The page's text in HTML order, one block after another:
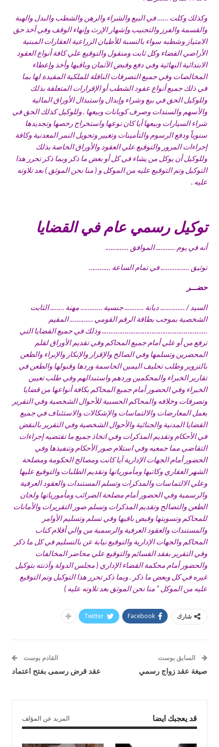
وكذلك وكلت …… في البيع والشراء والرهن والشطب والبدل والهبة
والقسمة والفرز والتجنيب وإشهار الإرث وإنهاء الوقف وفي أخذ حق
الامتياز وشطبه سواء بالنسبة للأطيان الزراعية العقارات المبنية
الأراضي الفضاء وكل ثابت ومنقول والتوقيع علي كافة أنواع العقود
الابتدائية النهائية وفي دفع وقبض الآثمان وباقيها وأخذ وإعطاء
المخالصات وفي جميع التصرفات الناقلة للملكية المقيدة لها بما
في ذلك جميع أنواع عقود الشطب أو الإقرارات المتعلقة بذلك
وللوكيل الحق في بيع وشراء وإبدال واستبدال الأوراق المالية
والأسهم والسندات وصرف كوبانات وبيعها . وللوكيل كذلك الحق في
شراء السيارات وبيعها أيا كان نوعها واستخراج رخصها وتجديدها
سنوياً ودفع الرسوم والتأمينات وتغيير وتحويل النمر المعدنية وكافة
إجراءات المرور والتوقيع علي العقود والأوراق الخاصة بذلك
وللوكيل أن يوكل من يشاء في كل أو بعض ما ذكر وبما ذكر تحرر هذا
التوكيل وتم التوقيع عليه من الموكل و ( منا نحن الموثق ) بعد تلاوته
عليه .
توكيل رسمي عام في القضايا
أنه في يوم ……….. الموافق ………….
توثيق ……………. في تمام الساعة …………
حضـــر
السيد / ………….. ديانة ……….. جنسية ………… مهنة …….. الثابت
الشخصية بموجب بطاقة الرقم القومي …………. المقيم
………………………………………………….. وذلك في جميع القضايا التي
ترفع من أو علي أمام جميع المحاكم وفي تقديم الأوراق لقلم
المحضرين وتسلمها وفي الصالح والإقرار والإنكار والإبراء والطعن
بالتزوير وطلب تحليف اليمين الحاسمة وردها وقبولها والطعن في
تقارير الخبراء والمحكمين وردهم واستبدالهم وفي طلب تعيين
الخبراء وفي الحضور أمام جميع المحاكم بكافة أنواعها من قضايا
وتصرفات وخلافه والمحاكم الحسبية للأحوال الشخصية وفي التقرير
بعمل المعارضات والالتماسات والإشكالات والاستئناف في جميع
القضايا المدنية والجنائية والأحوال الشخصية وفي التقرير بالنقض
في الأحكام وتقديم المذكرات وفي اتخاذ جميع ما تقتضيه إجراءات
التقاضي مما جمعيه وفي استلام صور الأحكام وتنفيذها وفي
الحضور أمام الجهات الإدارية آيا كانت ومصالح الحكومة ومصلحة
الشهر العقاري وكاتبها ومأمورياتها وتقديم الطلبات والتوقيع عليها
وعلي الالتماسات والمذكرات وتسلم المستندات والعقود العرفية
والرسمية وفي الحضور أمام مصلحة الضرائب ومأمورياتها ولجان
الطعن والتصالح وتقديم المذكرات وتسلم صور التقريرات والأمانات
للمحاكم وتسويتها وقبض باقيها وفي تسلم وتسليم الأوامر
والمستندات والعقود العرفية والرسمية من والي أقلام كتاب
المحاكم والجهات الإدارية والتوقيع نيابة عن بالتسليم في كل ما ذكر
وفي التقرير بفقد القسائم والتوقيع علي محاضر المخالفات
والحضور أمام محكمة القضاء الإداري ( مجلس الدولة وآذنته بتوكيل
غيره في كل وبعض ما ذكر . وبما ذكر تحرر هذا التوكيل وتم التوقيع
عليه من الموكل ” منا نحن الموثق بعد تلاوته عليه )
شارك Facebook
Twitter
السابق بوست
صيغة عقد زواج رسمي
القادم بوست
عقد قرض رسمى بفتح اعتماد
قد يعجبك ايضا المزيد عن المؤلف